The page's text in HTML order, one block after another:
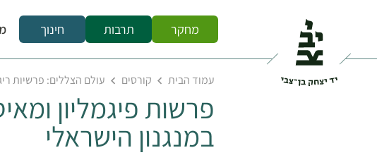
מחקר תרבות חינוך
עמוד הבית קורסים עולם הצללים: פרשיות
פרשות פיגמליון
במנגנון הישראלי